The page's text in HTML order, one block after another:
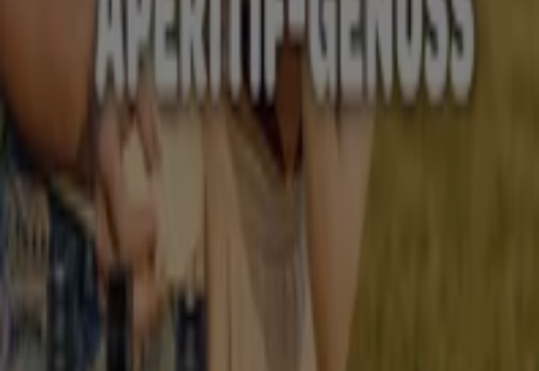
SchwammSeifenblasen Metalldetektor Spa Staubsauger
Biomärkte in anderen Städten
Berlin München
Main
Düsseldorf Stuttgart
Hannover
Duisburg
Augsburg
Zeige mehr Städte
Profitiere von den Sonderangeboten auf den
Biomärkten mit Tiendeo!